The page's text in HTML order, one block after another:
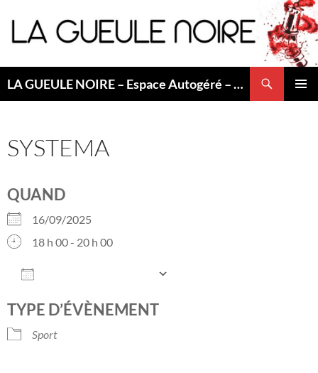
au
contenu
LA GUEULE NOIRE – Espace Autogéré – Saint Etienne
SYSTEMA
QUAND
16/09/2025
18 h 00 - 20 h 00
TYPE D’ÉVÈNEMENT
Sport